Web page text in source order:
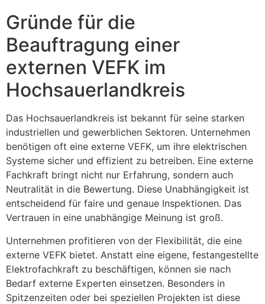
Gründe für die
Beauftragung einer
externen VEFK im
Hochsauerlandkreis
Das Hochsauerlandkreis ist bekannt für seine starken
industriellen und gewerblichen Sektoren. Unternehmen
benötigen oft eine externe VEFK, um ihre elektrischen
Systeme sicher und effizient zu betreiben. Eine externe
Fachkraft bringt nicht nur Erfahrung, sondern auch
Neutralität in die Bewertung. Diese Unabhängigkeit ist
entscheidend für faire und genaue Inspektionen. Das
Vertrauen in eine unabhängige Meinung ist groß.
Unternehmen profitieren von der Flexibilität, die eine
externe VEFK bietet. Anstatt eine eigene, festangestellte
Elektrofachkraft zu beschäftigen, können sie nach
Bedarf externe Experten einsetzen. Besonders in
Spitzenzeiten oder bei speziellen Projekten ist diese